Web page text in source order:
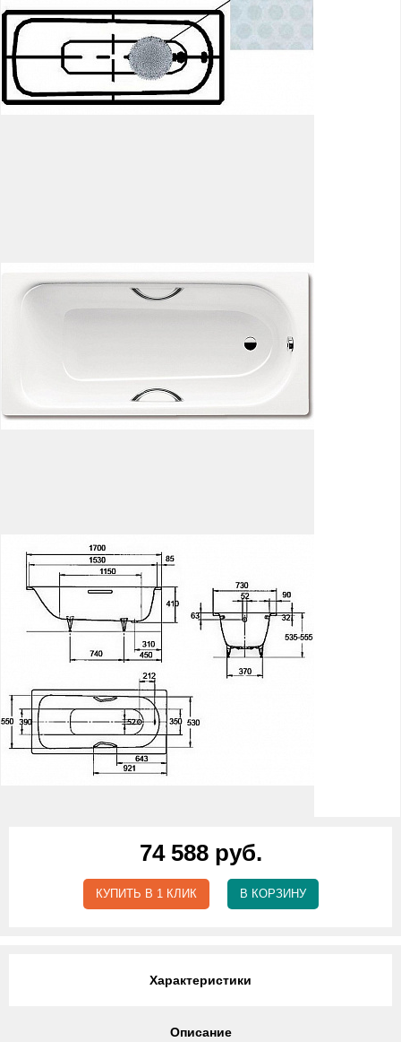
74 588 руб.
КУПИТЬ В 1 КЛИК В КОРЗИНУ
Характеристики
Описание